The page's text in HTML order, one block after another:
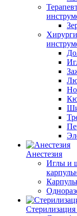
Анестезия
Иглы и